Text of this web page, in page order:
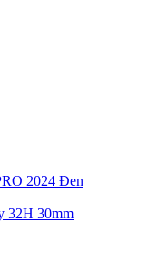
2024 Đen
32H 30mm